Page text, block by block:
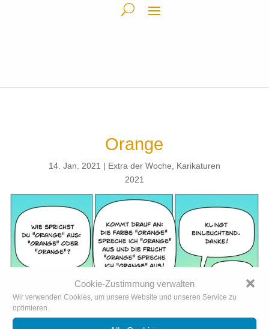
Cookie-Zustimmung verwalten
Wir verwenden Cookies, um unsere Website und unseren Service zu
optimieren.
Orange
14. Jan. 2021 Extra der Woche
Karikaturen
2021